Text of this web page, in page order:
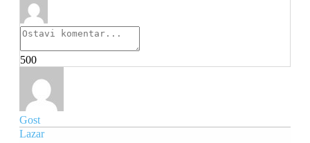
500
Gost
Lazar